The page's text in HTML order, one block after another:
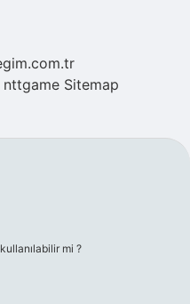
nttgame Sitemap
mi ?